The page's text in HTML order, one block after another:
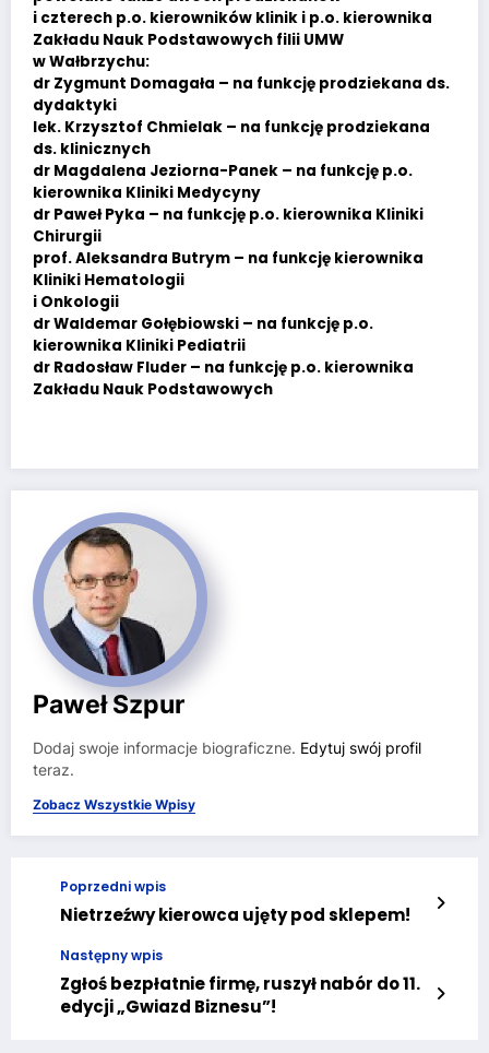
i czterech p.o. kierowników klinik i p.o. kierownika
Zakładu Nauk Podstawowych filii UMW
w Wałbrzychu:
dr Zygmunt Domagała – na funkcję prodziekana ds.
dydaktyki
lek. Krzysztof Chmielak – na funkcję prodziekana
ds. klinicznych
dr Magdalena Jeziorna-Panek – na funkcję p.o.
kierownika Kliniki Medycyny
dr Paweł Pyka – na funkcję p.o. kierownika Kliniki
Chirurgii
prof. Aleksandra Butrym – na funkcję kierownika
Kliniki Hematologii
i Onkologii
dr Waldemar Gołębiowski – na funkcję p.o.
kierownika Kliniki Pediatrii
dr Radosław Fluder – na funkcję p.o. kierownika
Zakładu Nauk Podstawowych
Paweł Szpur
Dodaj swoje informacje biograficzne. Edytuj swój profil
teraz.
Zobacz Wszystkie Wpisy
Poprzedni wpis
Nietrzeźwy kierowca ujęty pod sklepem!
Następny wpis
Zgłoś bezpłatnie firmę, ruszył nabór do 11.
edycji „Gwiazd Biznesu”!